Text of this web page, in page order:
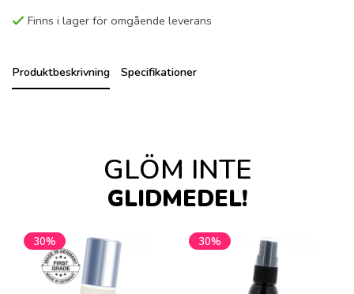
Finns i lager för omgående leverans
Produktbeskrivning Specifikationer
GLÖM INTE
GLIDMEDEL!
30% 30%